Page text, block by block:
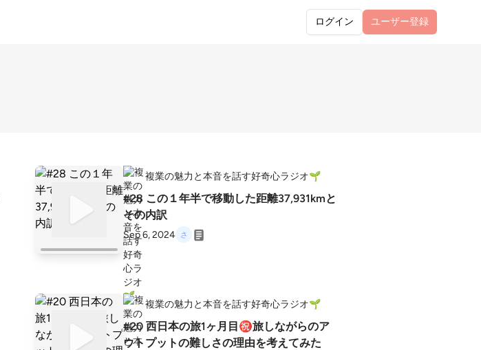
ログイン ユーザー登録
複業の魅力と本音を話す好奇心ラジオ🌱
#28 この１年半で移動した距離37,931kmと
その内訳
Sep 6, 2024
複業の魅力と本音を話す好奇心ラジオ🌱
#20 西日本の旅1ヶ月目㊗️旅しながらのア
ウトプットの難しさの理由を考えてみた